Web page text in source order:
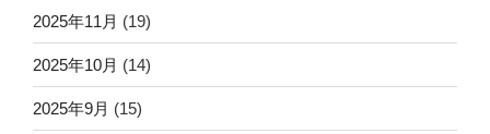
2025年11月 (19)
2025年10月 (14)
2025年9月 (15)